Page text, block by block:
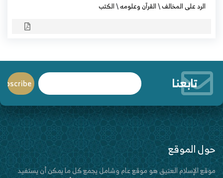
الرد على المخالف\القرآن وعلومه\الكتب
تابعنا
حول الموقع
موقع الإسلام العتيق هو موقع عام وشامل يجمع كل ما يمكن أن يستفيد